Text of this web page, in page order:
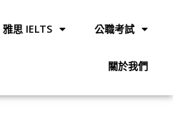
雅思 IELTS 公職考試
關於我們